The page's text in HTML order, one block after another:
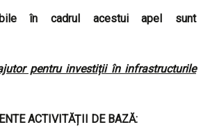
în cadrul acestui apel sunt
pentru investiții în infrastructurile
ACTIVITĂȚII DE BAZĂ: